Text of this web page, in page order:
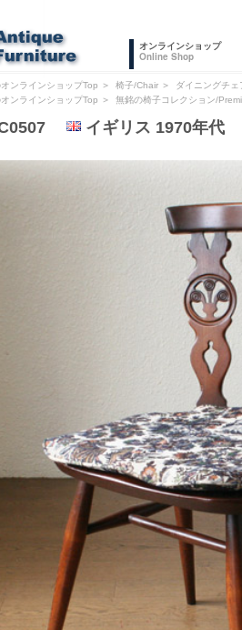
オンラインショップ
Online Shop
ンラインショップTop ＞ 椅子/Chair ＞
ダイニングチ
ンラインショップTop ＞ 無銘の椅子コレクション/
イギリス 1970年代